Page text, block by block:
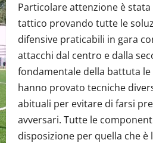
Particolare attenzione è stata
tattico provando tutte le
difensive praticabili in gara
attacchi dal centro e dalla
fondamentale della battuta
hanno provato tecniche
abituali per evitare di farsi
avversari. Tutte le
disposizione per quella che è